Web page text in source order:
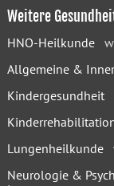
Weitere
HNO-Heilkunde
Allgemeine &
Kindergesundheit
Lungenheilkunde
Neurologie &